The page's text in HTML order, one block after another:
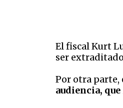
El fiscal Kurt
ser
Por otra parte,
audiencia,